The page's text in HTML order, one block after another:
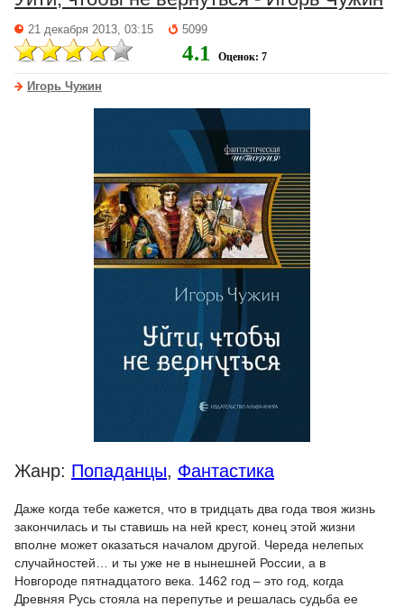
21 декабря 2013, 03:15 5099
4.1 Оценок: 7
Игорь Чужин
Жанр: Попаданцы, Фантастика
Даже когда тебе кажется, что в тридцать два года твоя жизнь
закончилась и ты ставишь на ней крест, конец этой жизни
вполне может оказаться началом другой. Череда нелепых
случайностей… и ты уже не в нынешней России, а в
Новгороде пятнадцатого века. 1462 год – это год, когда
Древняя Русь стояла на перепутье и решалась судьба ее